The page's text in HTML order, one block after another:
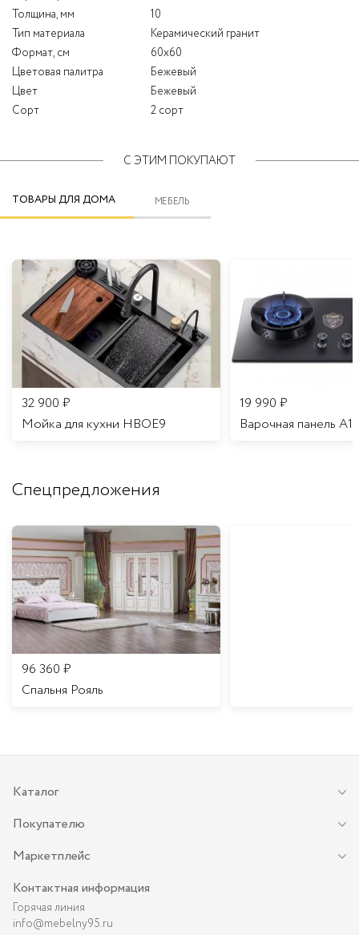
Толщина, мм
10
Тип материала
Керамический гранит
Формат, см
60x60
Цветовая палитра
Бежевый
Цвет
Бежевый
Сорт
2 сорт
С ЭТИМ ПОКУПАЮТ
ТОВАРЫ ДЛЯ ДОМА МЕБЕЛЬ
32 900 ₽
Мойка для кухни HBOE9
19 990 ₽
Варочная панель A16
Спецпредложения
96 360 ₽
Спальня Рояль
Каталог
Покупателю
Маркетплейс
Контактная информация
Горячая линия
info@mebelny95.ru